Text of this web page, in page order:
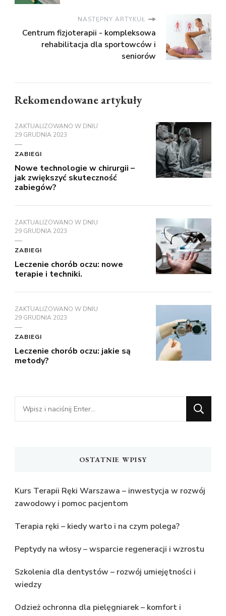
NASTĘPNY ARTYKUŁ
Centrum fizjoterapii - kompleksowa
rehabilitacja dla sportowców i
seniorów
Rekomendowane artykuły
ZAKTUALIZOWANO W DNIU
29 GRUDNIA 2023
ZABIEGI
Nowe technologie w chirurgii –
jak zwiększyć skuteczność
zabiegów?
ZAKTUALIZOWANO W DNIU
29 GRUDNIA 2023
ZABIEGI
Leczenie chorób oczu: nowe
terapie i techniki.
ZAKTUALIZOWANO W DNIU
29 GRUDNIA 2023
ZABIEGI
Leczenie chorób oczu: jakie są
metody?
Szukasz
czegoś?
OSTATNIE WPISY
Kurs Terapii Ręki Warszawa – inwestycja w rozwój
zawodowy i pomoc pacjentom
Terapia ręki – kiedy warto i na czym polega?
Peptydy na włosy – wsparcie regeneracji i wzrostu
Szkolenia dla dentystów – rozwój umiejętności i
wiedzy
Odzież ochronna dla pielęgniarek – komfort i